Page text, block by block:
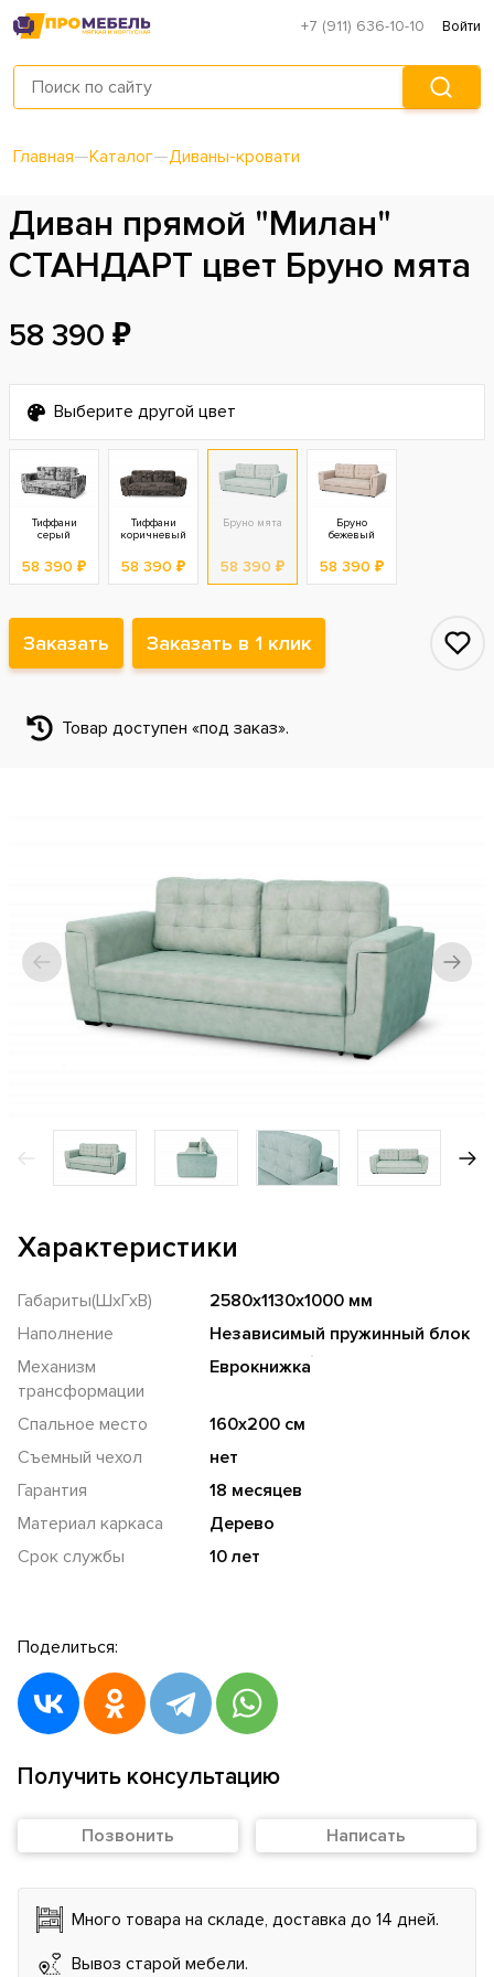
+7 (911) 636-10-10 Войти
Главная—Каталог—Диваны-кровати
Диван прямой "Милан"
СТАНДАРТ цвет Бруно мята
58 390 ₽
Выберите другой цвет
Тиффани
серый
58 390 ₽
Тиффани
коричневый
58 390 ₽
Бруно мята
58 390 ₽
Бруно
бежевый
58 390 ₽
Заказать Заказать в 1 клик
Товар доступен «под заказ».
Характеристики
Габариты(ШхГхВ)
2580х1130х1000 мм
Наполнение
Независимый пружинный блок
Механизм
трансформации
Еврокнижка
Спальное место
160х200 см
Съемный чехол
нет
Гарантия
18 месяцев
Материал каркаса
Дерево
Срок службы
10 лет
Поделиться:
Получить консультацию
Позвонить Написать
Много товара на складе, доставка до 14 дней.
Вывоз старой мебели.